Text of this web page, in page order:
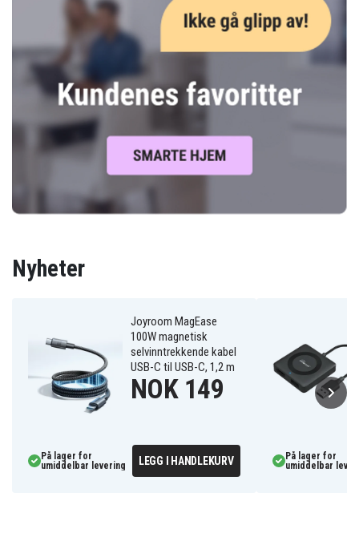
Nyheter
Joyroom MagEase
100W magnetisk
selvinntrekkende kabel
USB-C til USB-C, 1,2 m
NOK 149
På lager for
umiddelbar levering
LEGG I HANDLEKURV
På lager for
umiddelbar